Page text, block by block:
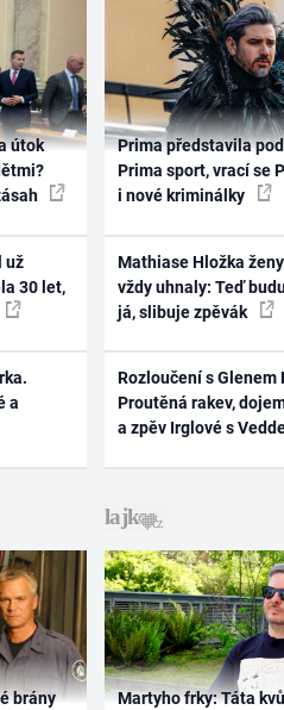
útok
už
30 let,
a
Prima představila
Prima sport, vrací se
i nové kriminálky
Mathiase Hložka
vždy uhnaly: Teď
já, slibuje zpěvák
Rozloučení s Glenem
Proutěná rakev,
a zpěv Irglové s
brány
Martyho frky: Táta